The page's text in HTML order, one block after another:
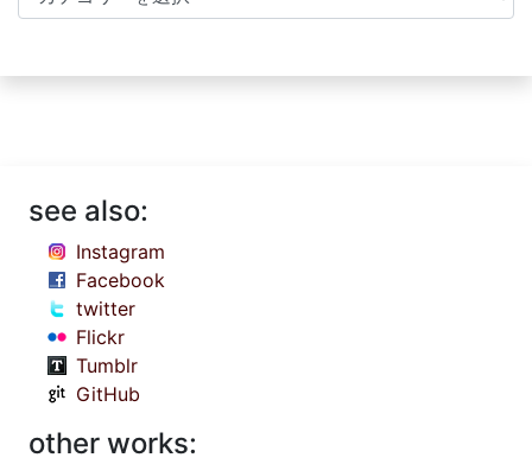
see also:
Instagram
Facebook
twitter
Flickr
Tumblr
GitHub
other works: